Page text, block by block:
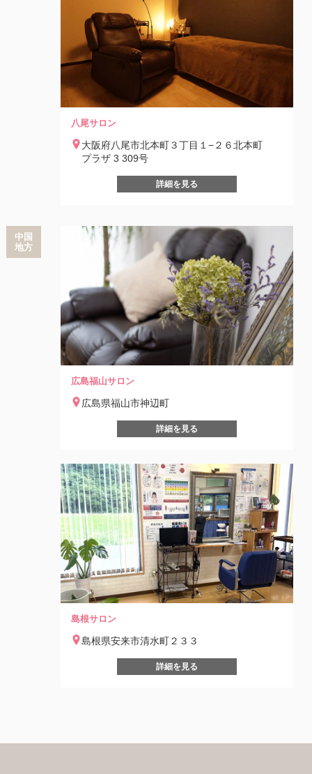
八尾サロン
大阪府八尾市北本町３丁目１−２６北本町
プラザ 3 309号
詳細を見る
中国
地方
広島福山サロン
広島県福山市神辺町
詳細を見る
島根サロン
島根県安来市清水町２３３
詳細を見る